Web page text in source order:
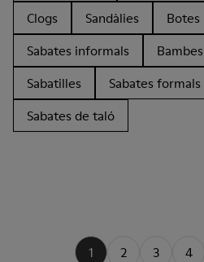
Clogs
Sandàlies Botes
Sabates informals
Bambes
Sabatilles
Sabates formals
Sabates de taló
1 2 3 4